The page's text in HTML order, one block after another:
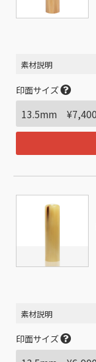
素材説明
印面サイズ
素材説明
印面サイズ